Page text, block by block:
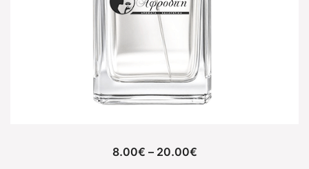
8.00€ – 20.00€